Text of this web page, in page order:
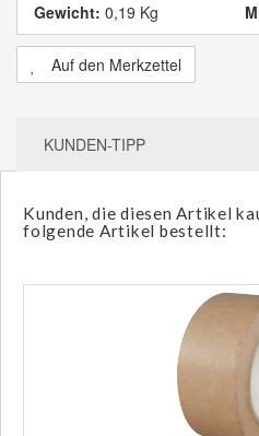
Gewicht: 0,19 Kg
Auf den Merkzettel
KUNDEN-TIPP
Kunden, die diesen Artikel
folgende Artikel bestellt: